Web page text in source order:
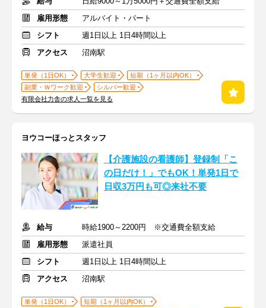
雇用形態
アルバイト・パート
シフト
週1日以上 1日4時間以上
アクセス
沼南駅
単発（1日OK） 大学生歓迎
短期（1ヶ月以内OK）
副業・Ｗワーク歓迎
シルバー歓迎
有限会社力舎の求人一覧を見る
ヨウコーほっとスタッフ
【介護施設の看護師】登録制「こ
の日だけ！」でもOK！単発1日で
日収3万円も可◎来社不要
給与
時給1900～2200円 ※交通費全額支給
雇用形態
派遣社員
シフト
週1日以上 1日4時間以上
アクセス
沼南駅
単発（1日OK）
短期（1ヶ月以内OK）